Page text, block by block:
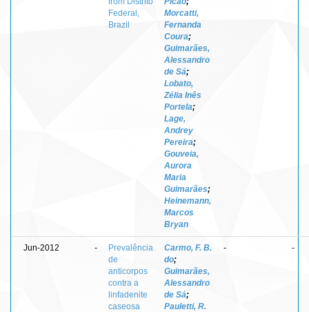
Federal,
Brazil
Morcatti,
Fernanda
Coura;
Guimarães,
Alessandro
de Sá;
Lobato,
Zélia Inês
Portela;
Lage,
Andrey
Pereira;
Gouveia,
Aurora
Maria
Guimarães;
Heinemann,
Marcos
Bryan
Jun-2012 -
Prevalência
de
anticorpos
contra a
linfadenite
caseosa
Carmo, F. B.
do;
Guimarães,
Alessandro
de Sá;
Pauletti, R.
- -